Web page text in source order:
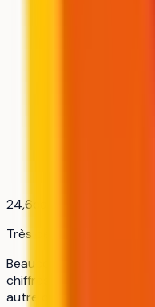
24,6
Très demandée
Beaucoup de candidats
chiffres ci-dessous et le
autre chose qu'un pari.